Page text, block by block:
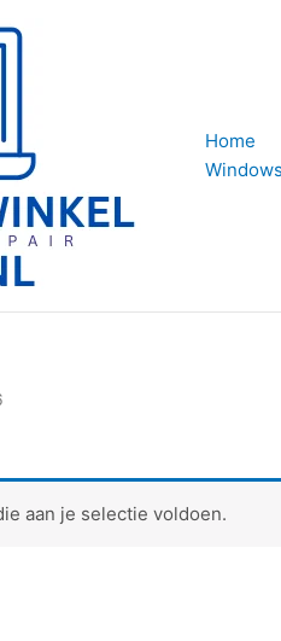
Home
aan je selectie voldoen.